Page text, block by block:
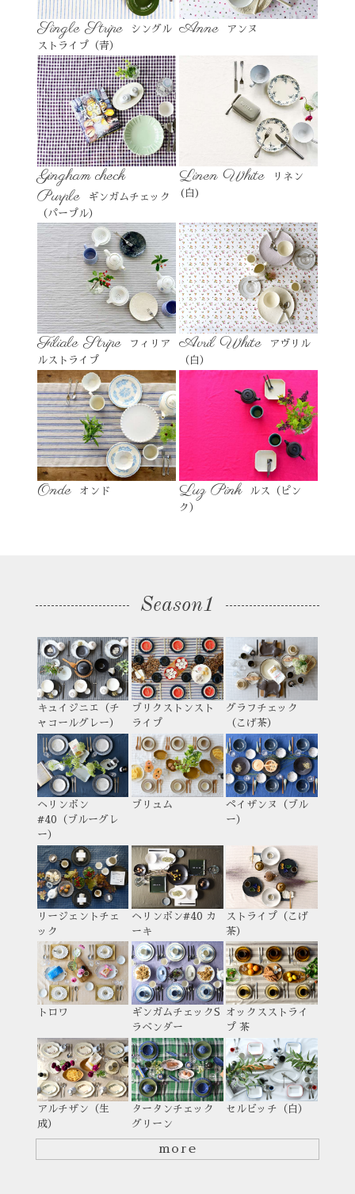
Single Stripe
シングル
ストライプ（青）
Anne アンヌ
Gingham check
Purple
ギンガムチェック
（パープル）
Linen White
リネン
(白)
Filiale Stripe
フィリア
ルストライプ
Avril White
アヴリル
（白）
Onde オンド Luz Pink
ルス（ピン
ク）
Season1
キュイジニエ（チ
ャコールグレー）
ブリクストンスト
ライプ
グラフチェック
（こげ茶）
ヘリンボン
#40（ブルーグレ
ー）
ブリュム
ペイザンヌ（ブル
ー）
リージェントチェ
ック
ヘリンボン#40 カ
ーキ
ストライプ（こげ
茶）
トロワ
ギンガムチェックS
ラベンダー
オックスストライ
プ 茶
アルチザン（生
成）
タータンチェック
グリーン
セルビッチ（白）
more